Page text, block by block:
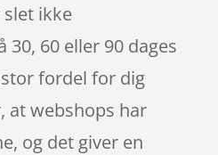
ikke
60 eller 90 dages
fordel for dig
at webshops har
og det giver en